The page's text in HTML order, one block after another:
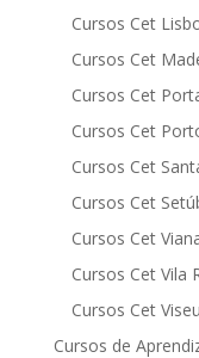
Cursos Cet
Cursos Cet
Cursos Cet
Cursos Cet
Cursos Cet
Cursos Cet
Cursos Cet
Cursos Cet Vila
Cursos Cet Viseu
Cursos de